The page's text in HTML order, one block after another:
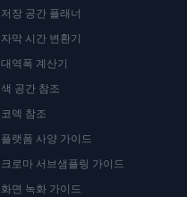
저장 공간 플래너
자막 시간 변환기
대역폭 계산기
색 공간 참조
코덱 참조
플랫폼 사양 가이드
크로마 서브샘플링 가이드
화면 녹화 가이드